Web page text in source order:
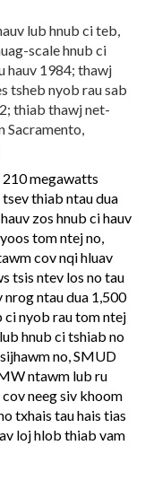
lub hnub ci teb,
scale hnub ci
hauv 1984; thawj
tsheb nyob rau sab
thiab thawj net-
Sacramento,
210 megawatts
thiab ntau dua
zos hnub ci hauv
tom ntej no,
cov nqi hluav
tsis ntev los no tau
ntau dua 1,500
ci nyob rau tom ntej
hnub ci tshiab no
no, SMUD
ntawm lub ru
neeg siv khoom
txhais tau hais tias
loj hlob thiab vam